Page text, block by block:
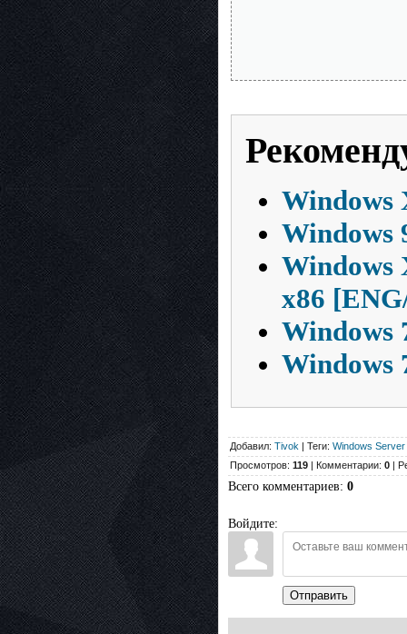
Windows
Windows
Windows
x86
Windows
Windows
Добавил: Tivok | Теги: Windows Server
Просмотров: 119 | Комментарии: 0 |
Всего комментариев: 0
Войдите:
Отправить